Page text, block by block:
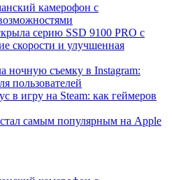
камерофон с
серию SSD 9100 PRO с
скорости и улучшенная
ночную съемку в Instagram:
пользователей
в игру на Steam: как геймеров
самым популярным на Apple